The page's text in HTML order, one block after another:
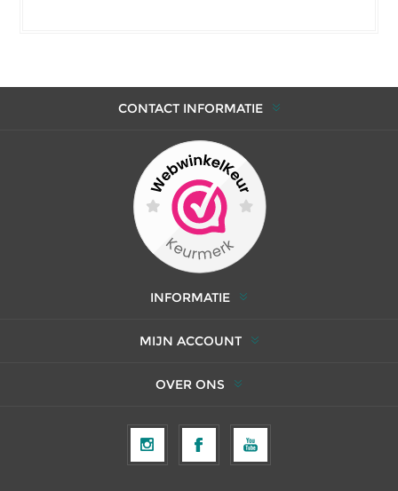
CONTACT INFORMATIE
INFORMATIE
MIJN ACCOUNT
OVER ONS